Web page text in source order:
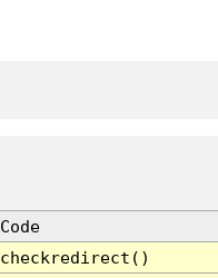
Code
checkredirect()